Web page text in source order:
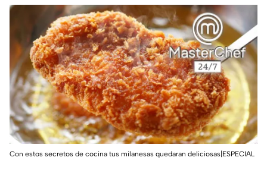
Con estos secretos de cocina tus milanesas quedaran deliciosas|ESPECIAL